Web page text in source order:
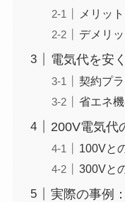
メリッ
デメリ
電気代を安
契約プラ
省エネ
200V電気代
100Vと
300Vと
実際の事例